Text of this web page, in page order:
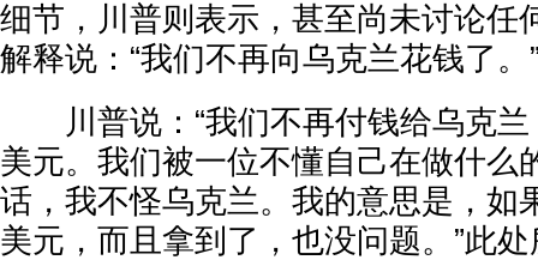
细节，川普则表示，甚至尚未讨论任
解释说：“我们不再向乌克兰花钱了。
川普说：“我们不再付钱给乌克兰
美元。我们被一位不懂自己在做什么
话，我不怪乌克兰。我的意思是，如
美元，而且拿到了，也没问题。”此